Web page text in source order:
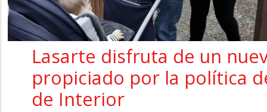
Lasarte disfruta de un
propiciado por la política
de Interior